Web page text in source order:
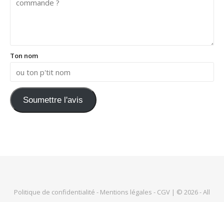
Ton nom
Soumettre l'avis
Politique de confidentialité - Mentions légales - CGV | © 2026 - All